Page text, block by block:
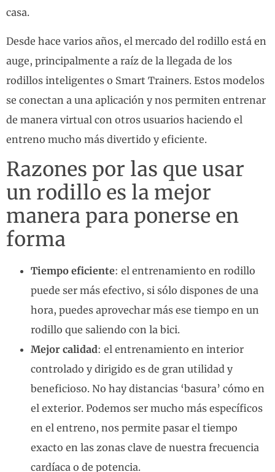
casa.
Desde hace varios años, el mercado del rodillo está en
auge, principalmente a raíz de la llegada de los
rodillos inteligentes o Smart Trainers. Estos modelos
se conectan a una aplicación y nos permiten entrenar
de manera virtual con otros usuarios haciendo el
entreno mucho más divertido y eficiente.
Razones por las que usar
un rodillo es la mejor
manera para ponerse en
forma
Tiempo eficiente: el entrenamiento en rodillo
puede ser más efectivo, si sólo dispones de una
hora, puedes aprovechar más ese tiempo en un
rodillo que saliendo con la bici.
Mejor calidad: el entrenamiento en interior
controlado y dirigido es de gran utilidad y
beneficioso. No hay distancias ‘basura’ cómo en
el exterior. Podemos ser mucho más específicos
en el entreno, nos permite pasar el tiempo
exacto en las zonas clave de nuestra frecuencia
cardíaca o de potencia.